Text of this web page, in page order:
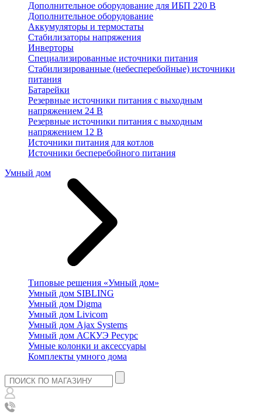
Дополнительное оборудование для ИБП 220 В
Дополнительное оборудование
Аккумуляторы и термостаты
Стабилизаторы напряжения
Инверторы
Специализированные источники питания
Стабилизированные (небесперебойные) источники
питания
Батарейки
Резервные источники питания с выходным
напряжением 24 В
Резервные источники питания с выходным
напряжением 12 В
Источники питания для котлов
Источники бесперебойного питания
Умный дом
Типовые решения «Умный дом»
Умный дом SIBLING
Умный дом Digma
Умный дом Livicom
Умный дом Ajax Systems
Умный дом АСКУЭ Ресурс
Умные колонки и аксессуары
Комплекты умного дома